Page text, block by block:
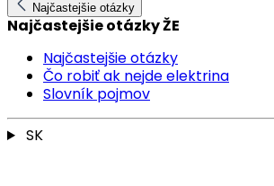
Najčastejšie otázky
Najčastejšie otázky ŽE
Najčastejšie otázky
Čo robiť ak nejde elektrina
Slovník pojmov
SK